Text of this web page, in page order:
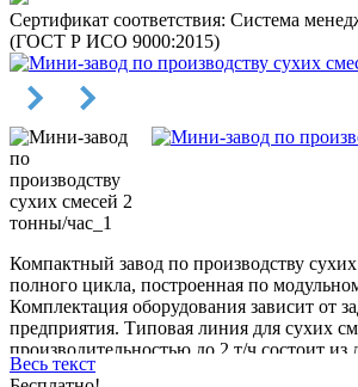
Сертификат соответствия: Система
(ГОСТ Р ИСО 9000:2015)
Компактный завод по производству
полного цикла, построенная по
Комплектация оборудования зависит от
предприятия. Типовая линия для сухих
производительностью до 2 т/ч состоит из
смесителя и фасовщика. Срок ее
Весь текст